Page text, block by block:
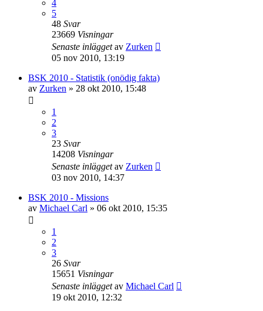
4
5
48 Svar
23669 Visningar
Senaste inläggetav Zurken
05 nov 2010, 13:19
BSK 2010 - Statistik (onödig fakta)
av Zurken » 28 okt 2010, 15:48
1
2
3
23 Svar
14208 Visningar
Senaste inläggetav Zurken
03 nov 2010, 14:37
BSK 2010 - Missions
av Michael Carl » 06 okt 2010, 15:35
1
2
3
26 Svar
15651 Visningar
Senaste inläggetav Michael Carl
19 okt 2010, 12:32